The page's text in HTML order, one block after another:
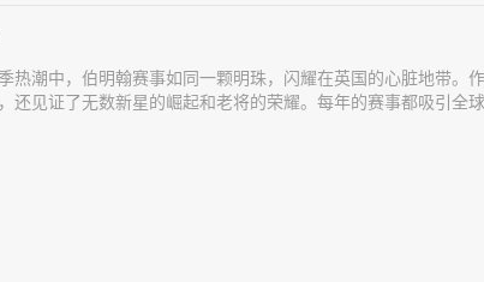
热潮中，伯明翰赛事如同一颗明珠，闪耀在英国的心脏地带。
还见证了无数新星的崛起和老将的荣耀。每年的赛事都吸引全